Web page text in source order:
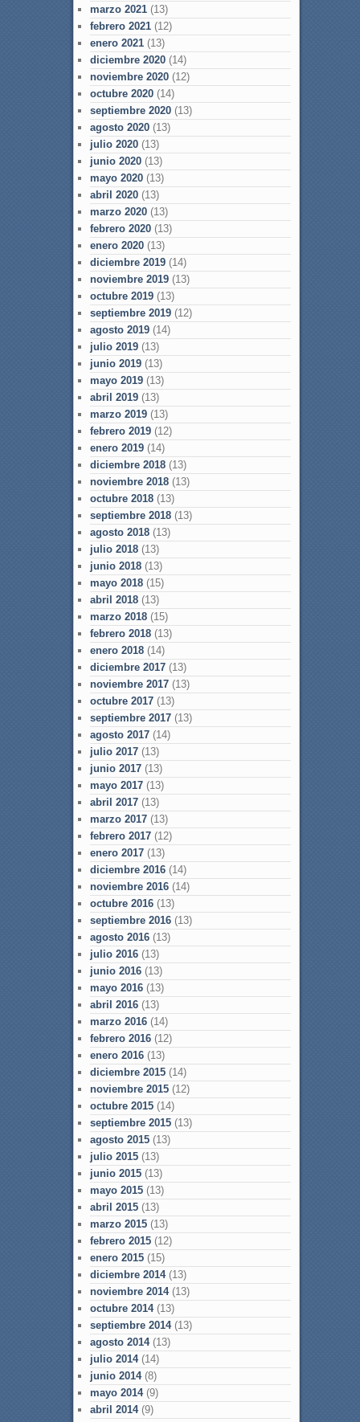
marzo 2021(13)
febrero 2021(12)
enero 2021(13)
diciembre 2020(14)
noviembre 2020(12)
octubre 2020(14)
septiembre 2020(13)
agosto 2020(13)
julio 2020(13)
junio 2020(13)
mayo 2020(13)
abril 2020(13)
marzo 2020(13)
febrero 2020(13)
enero 2020(13)
diciembre 2019(14)
noviembre 2019(13)
octubre 2019(13)
septiembre 2019(12)
agosto 2019(14)
julio 2019(13)
junio 2019(13)
mayo 2019(13)
abril 2019(13)
marzo 2019(13)
febrero 2019(12)
enero 2019(14)
diciembre 2018(13)
noviembre 2018(13)
octubre 2018(13)
septiembre 2018(13)
agosto 2018(13)
julio 2018(13)
junio 2018(13)
mayo 2018(15)
abril 2018(13)
marzo 2018(15)
febrero 2018(13)
enero 2018(14)
diciembre 2017(13)
noviembre 2017(13)
octubre 2017(13)
septiembre 2017(13)
agosto 2017(14)
julio 2017(13)
junio 2017(13)
mayo 2017(13)
abril 2017(13)
marzo 2017(13)
febrero 2017(12)
enero 2017(13)
diciembre 2016(14)
noviembre 2016(14)
octubre 2016(13)
septiembre 2016(13)
agosto 2016(13)
julio 2016(13)
junio 2016(13)
mayo 2016(13)
abril 2016(13)
marzo 2016(14)
febrero 2016(12)
enero 2016(13)
diciembre 2015(14)
noviembre 2015(12)
octubre 2015(14)
septiembre 2015(13)
agosto 2015(13)
julio 2015(13)
junio 2015(13)
mayo 2015(13)
abril 2015(13)
marzo 2015(13)
febrero 2015(12)
enero 2015(15)
diciembre 2014(13)
noviembre 2014(13)
octubre 2014(13)
septiembre 2014(13)
agosto 2014(13)
julio 2014(14)
junio 2014(8)
mayo 2014(9)
abril 2014(9)